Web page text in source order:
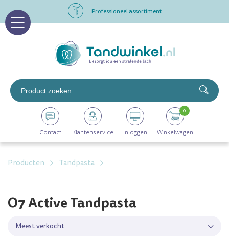
Professioneel assortiment
Op werkdagen voor 16.00 uur besteld, morgen in huis
Professioneel assortiment
Altijd op voorraad
Contact Klantenservice Inloggen Winkelwagen
0
Producten Tandpasta
O7 Active Tandpasta
Meest verkocht